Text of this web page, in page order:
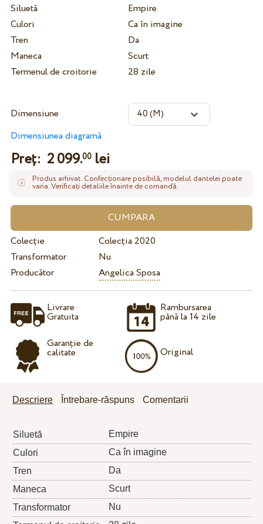
Siluetă
Empire
Culori
Ca în imagine
Tren
Da
Maneca
Scurt
Termenul de croitorie
28 zile
Dimensiune
Dimensiunea diagramă
Preț: 2 099.00lei
Produs arhivat. Confecționare posibilă, modelul dantelei poate
varia. Verificați detaliile înainte de comandă.
Colecție
Colecția 2020
Transformator
Nu
Producător
Angelica Sposa
Livrare
Gratuita
Garanție de
calitate
Rambursarea
până la 14 zile
Original
Descriere Întrebare-răspuns Comentarii
Siluetă
Empire
Culori
Ca în imagine
Tren
Da
Maneca
Scurt
Transformator
Nu